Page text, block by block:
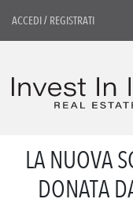
ACCEDI/ REGISTRATI
LA NUOVA
DONATA